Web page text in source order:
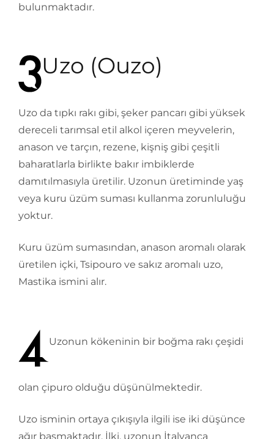
bulunmaktadır.
Uzo (Ouzo)
Uzo da tıpkı rakı gibi, şeker pancarı gibi yüksek
dereceli tarımsal etil alkol içeren meyvelerin,
anason ve tarçın, rezene, kişniş gibi çeşitli
baharatlarla birlikte bakır imbiklerde
damıtılmasıyla üretilir. Uzonun üretiminde yaş
veya kuru üzüm suması kullanma zorunluluğu
yoktur.
Kuru üzüm sumasından, anason aromalı olarak
üretilen içki, Tsipouro ve sakız aromalı uzo,
Mastika ismini alır.
Uzonun kökeninin bir boğma rakı çeşidi
olan çipuro olduğu düşünülmektedir.
Uzo isminin ortaya çıkışıyla ilgili ise iki düşünce
ağır basmaktadır. İlki, uzonun İtalyanca